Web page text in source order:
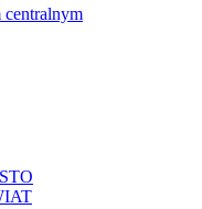
centralnym